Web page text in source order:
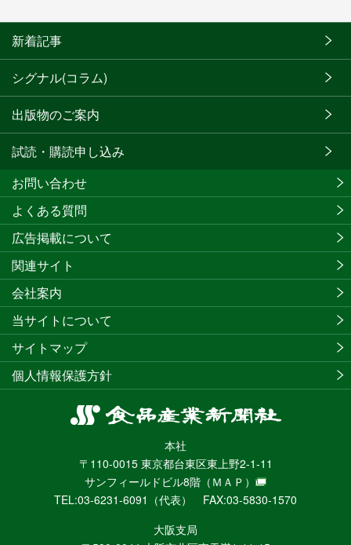
新着記事
シグナル(コラム)
出版物のご案内
試読・購読申し込み
食
産
業
新
聞
社
本社
〒110-0015 東京都台東区東上野2-1-11
サンフィールドビル8階 （ＭＡＰ）
TEL:03-6231-6091（代表） FAX:03-5830-1570
大阪支局
お問い合わせ
よくある質問
広告掲載について
関連サイト
会社案内
当サイトについて
サイトマップ
個人情報保護方針